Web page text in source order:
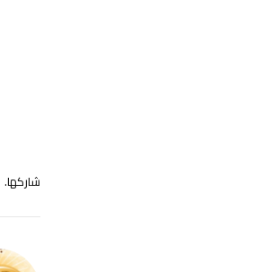
شاركها.